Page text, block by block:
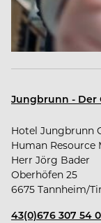
Werde Teil
Das
Jungbrunn - Der
Hotel Jungbrunn
Human Resource
Herr Jörg Bader
Oberhöfen 25
6675 Tannheim/
43(0)676 307 54